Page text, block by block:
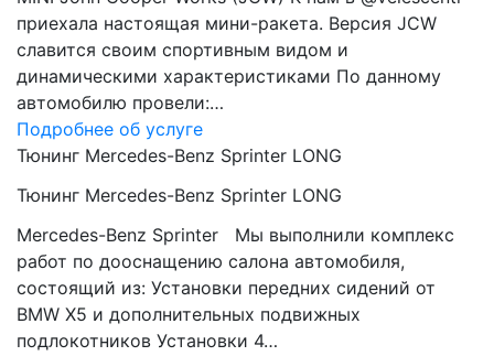
приехала настоящая мини-ракета. Версия JCW
славится своим спортивным видом и
динамическими характеристиками По данному
автомобилю провели:…
Подробнее об услуге
Тюнинг Mercedes-Benz Sprinter LONG
Тюнинг Mercedes-Benz Sprinter LONG
Mercedes-Benz Sprinter Мы выполнили комплекс
работ по дооснащению салона автомобиля,
состоящий из: Установки передних сидений от
BMW Х5 и дополнительных подвижных
подлокотников Установки 4…